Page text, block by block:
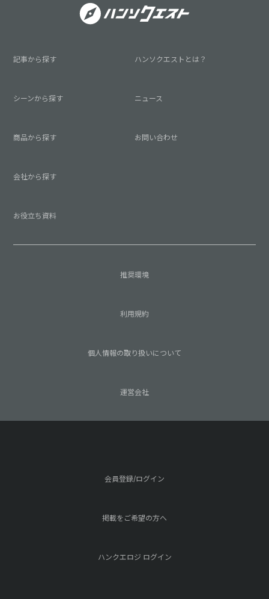
記事から探す
シーンから探す
商品から探す
会社から探す
お役立ち資料
ハンソクエストとは？
ニュース
お問い合わせ
推奨環境
利用規約
個人情報の取り扱いについて
運営会社
会員登録/ログイン
掲載をご希望の方へ
ハンクエロジ ログイン